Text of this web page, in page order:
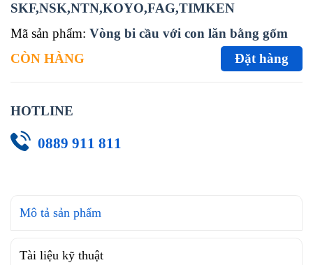
SKF,NSK,NTN,KOYO,FAG,TIMKEN
Mã sản phẩm: Vòng bi cầu với con lăn bằng gốm
CÒN HÀNG
Đặt hàng
HOTLINE
0889 911 811
Mô tả sản phẩm
Tài liệu kỹ thuật